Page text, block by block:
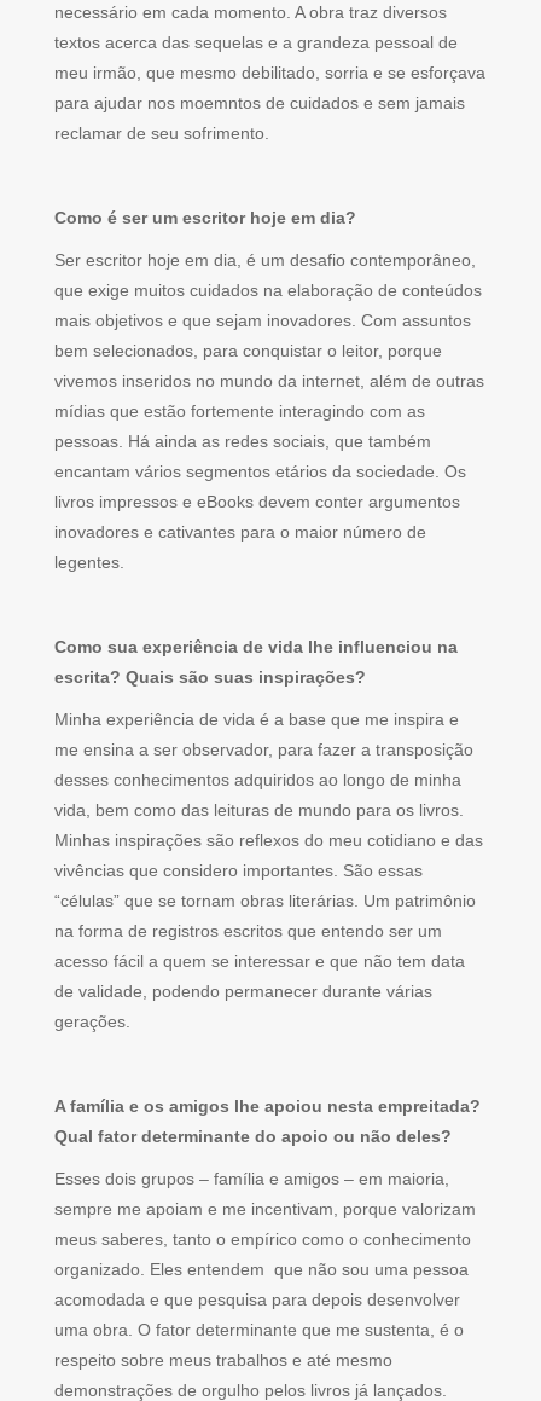
necessário em cada momento. A obra traz diversos
textos acerca das sequelas e a grandeza pessoal de
meu irmão, que mesmo debilitado, sorria e se esforçava
para ajudar nos moemntos de cuidados e sem jamais
reclamar de seu sofrimento.
Como é ser um escritor hoje em dia?
Ser escritor hoje em dia, é um desafio contemporâneo,
que exige muitos cuidados na elaboração de conteúdos
mais objetivos e que sejam inovadores. Com assuntos
bem selecionados, para conquistar o leitor, porque
vivemos inseridos no mundo da internet, além de outras
mídias que estão fortemente interagindo com as
pessoas. Há ainda as redes sociais, que também
encantam vários segmentos etários da sociedade. Os
livros impressos e eBooks devem conter argumentos
inovadores e cativantes para o maior número de
legentes.
Como sua experiência de vida lhe influenciou na
escrita? Quais são suas inspirações?
Minha experiência de vida é a base que me inspira e
me ensina a ser observador, para fazer a transposição
desses conhecimentos adquiridos ao longo de minha
vida, bem como das leituras de mundo para os livros.
Minhas inspirações são reflexos do meu cotidiano e das
vivências que considero importantes. São essas
“células” que se tornam obras literárias. Um patrimônio
na forma de registros escritos que entendo ser um
acesso fácil a quem se interessar e que não tem data
de validade, podendo permanecer durante várias
gerações.
A família e os amigos lhe apoiou nesta empreitada?
Qual fator determinante do apoio ou não deles?
Esses dois grupos – família e amigos – em maioria,
sempre me apoiam e me incentivam, porque valorizam
meus saberes, tanto o empírico como o conhecimento
organizado. Eles entendem que não sou uma pessoa
acomodada e que pesquisa para depois desenvolver
uma obra. O fator determinante que me sustenta, é o
respeito sobre meus trabalhos e até mesmo
demonstrações de orgulho pelos livros já lançados.